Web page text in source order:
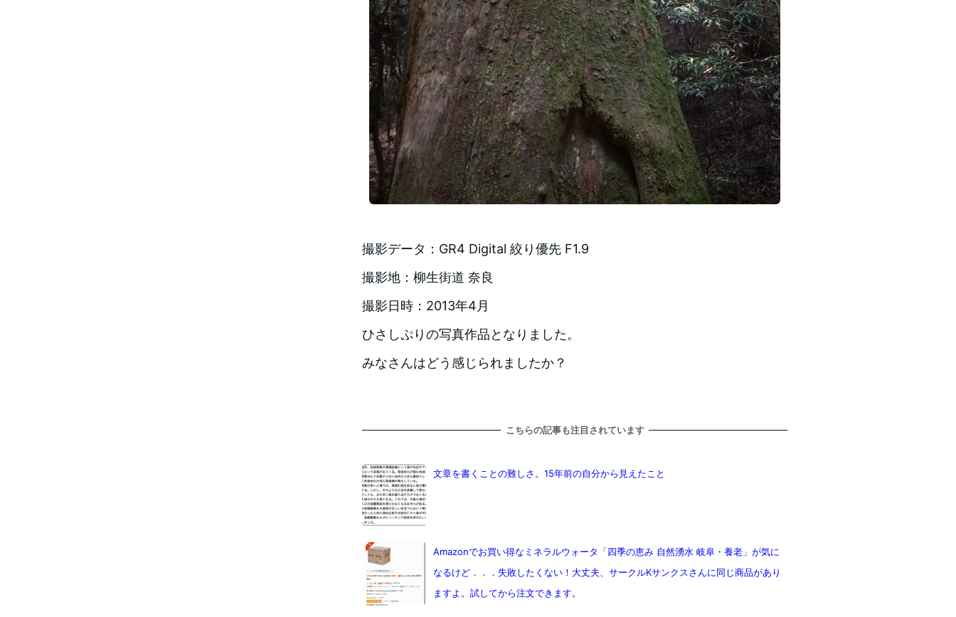
撮影データ：GR4 Digital 絞り優先 F1.9
撮影地：柳生街道 奈良
撮影日時：2013年4月
ひさしぷりの写真作品となりました。
みなさんはどう感じられましたか？
こちらの記事も注目されています
文章を書くことの難しさ。15年前の自分から見えたこと
Amazonでお買い得なミネラルウォータ「四季の恵み 自然湧水 岐阜・養老」が気に
なるけど．．．失敗したくない！大丈夫、サークルKサンクスさんに同じ商品があり
ますよ。試してから注文できます。